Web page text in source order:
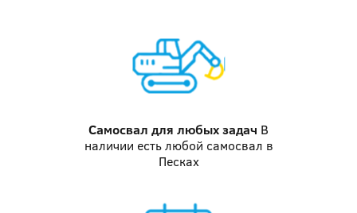
Самосвал для любых задач В
наличии есть любой самосвал в
Песках